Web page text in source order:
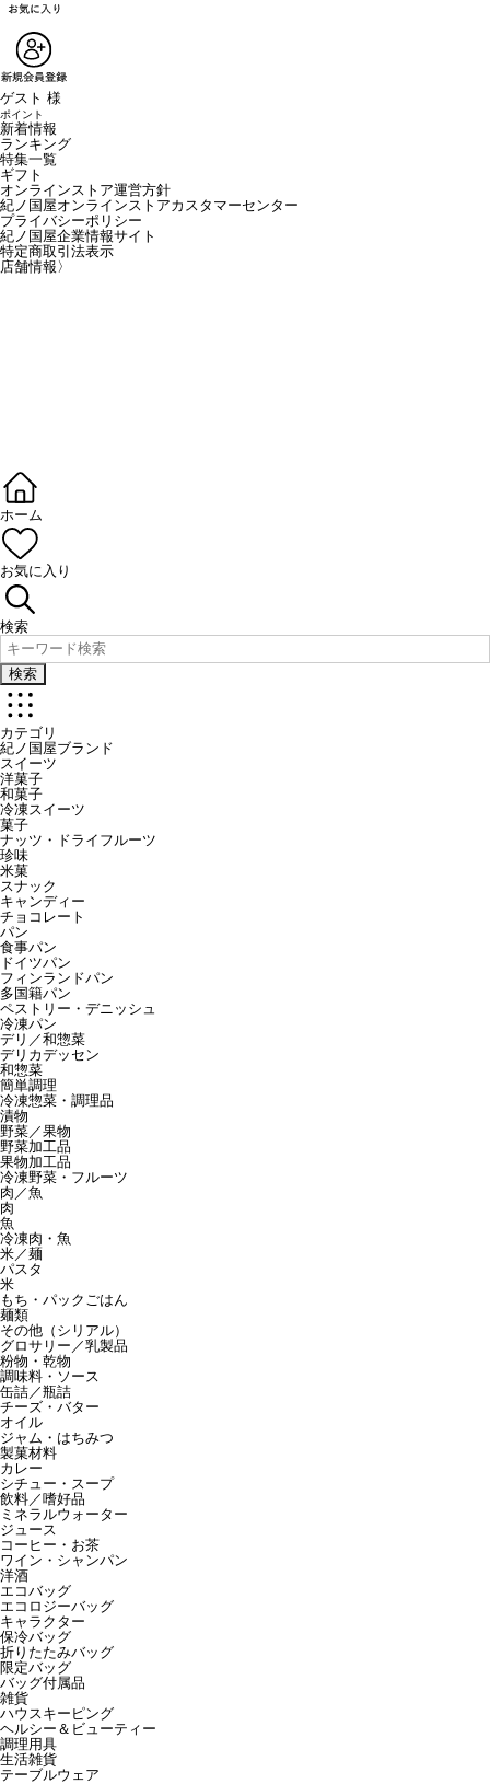
ゲスト 様
ポイント
新着情報
ランキング
特集一覧
ギフト
オンラインストア運営方針
紀ノ国屋オンラインストアカスタマーセンター
プライバシーポリシー
紀ノ国屋企業情報サイト
特定商取引法表示
店舗情報 〉
ホーム
お気に入り
検索
検索
カテゴリ
紀ノ国屋ブランド
スイーツ
洋菓子
和菓子
冷凍スイーツ
菓子
ナッツ・ドライフルーツ
珍味
米菓
スナック
キャンディー
チョコレート
パン
食事パン
ドイツパン
フィンランドパン
多国籍パン
ペストリー・デニッシュ
冷凍パン
デリ／和惣菜
デリカデッセン
和惣菜
簡単調理
冷凍惣菜・調理品
漬物
野菜／果物
野菜加工品
果物加工品
冷凍野菜・フルーツ
肉／魚
肉
魚
冷凍肉・魚
米／麺
パスタ
米
もち・パックごはん
麺類
その他（シリアル）
グロサリー／乳製品
粉物・乾物
調味料・ソース
缶詰／瓶詰
チーズ・バター
オイル
ジャム・はちみつ
製菓材料
カレー
シチュー・スープ
飲料／嗜好品
ミネラルウォーター
ジュース
コーヒー・お茶
ワイン・シャンパン
洋酒
エコバッグ
エコロジーバッグ
キャラクター
保冷バッグ
折りたたみバッグ
限定バッグ
バッグ付属品
雑貨
ハウスキーピング
ヘルシー＆ビューティー
調理用具
生活雑貨
テーブルウェア